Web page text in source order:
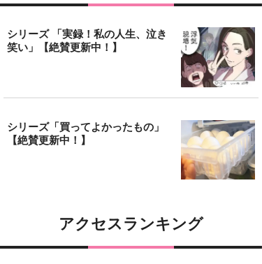
シリーズ 「実録！私の人生、泣き
笑い」【絶賛更新中！】
シリーズ「買ってよかったもの」
【絶賛更新中！】
アクセスランキング